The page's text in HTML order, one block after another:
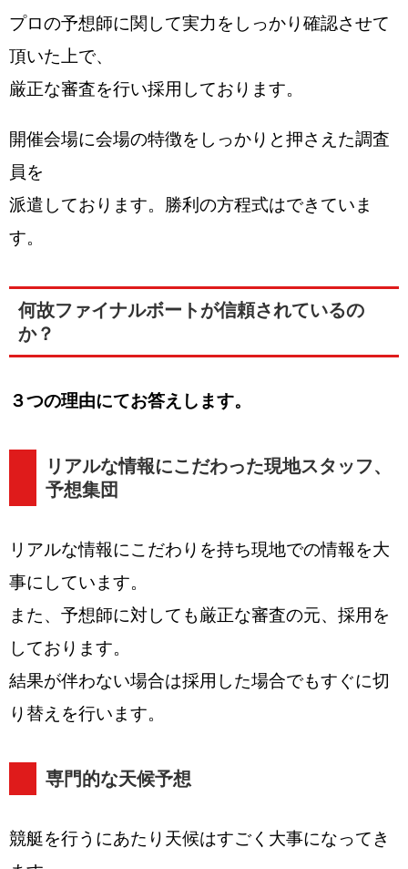
プロの予想師に関して実力をしっかり確認させて
頂いた上で、
厳正な審査を行い採用しております。
開催会場に会場の特徴をしっかりと押さえた調査
員を
派遣しております。勝利の方程式はできていま
す。
何故ファイナルボートが信頼されているの
か？
３つの理由にてお答えします。
リアルな情報にこだわった現地スタッフ、
予想集団
リアルな情報にこだわりを持ち現地での情報を大
事にしています。
また、予想師に対しても厳正な審査の元、採用を
しております。
結果が伴わない場合は採用した場合でもすぐに切
り替えを行います。
専門的な天候予想
競艇を行うにあたり天候はすごく大事になってき